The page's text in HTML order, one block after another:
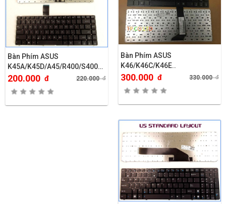
Bàn Phím ASUS
K45A/K45D/A45/R400/S400
CÁP DÀI 1 ỐC
200.000 đ 220.000đ
Bàn Phím ASUS
K46/K46C/K46E..
300.000 đ 330.000đ